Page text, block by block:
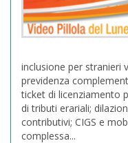
inclusione per stranieri
previdenza
ticket di licenziamento
di tributi erariali;
contributivi; CIGS e
complessa...